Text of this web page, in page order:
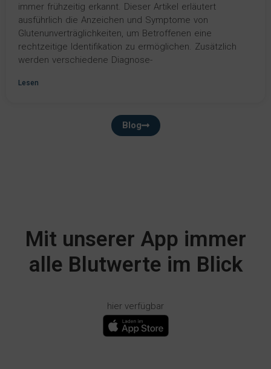
immer frühzeitig erkannt. Dieser Artikel erläutert
ausführlich die Anzeichen und Symptome von
Glutenunverträglichkeiten, um Betroffenen eine
rechtzeitige Identifikation zu ermöglichen. Zusätzlich
werden verschiedene Diagnose-
Lesen
Blog
Mit unserer App immer
alle Blutwerte im Blick
hier verfügbar